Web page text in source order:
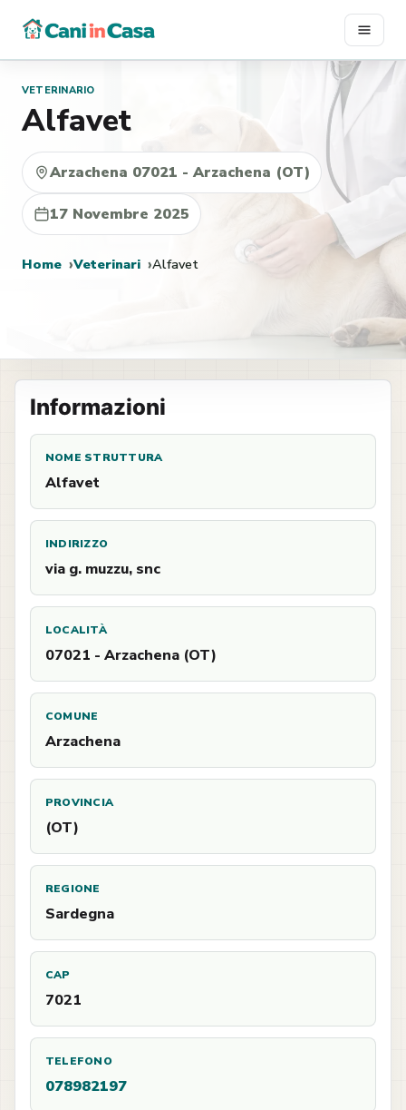
contenuto
VETERINARIO
Alfavet
Arzachena 07021 - Arzachena (OT)
17 Novembre 2025
Home Veterinari Alfavet
Informazioni
NOME STRUTTURA
Alfavet
INDIRIZZO
via g. muzzu, snc
LOCALITÀ
07021 - Arzachena (OT)
COMUNE
Arzachena
PROVINCIA
(OT)
REGIONE
Sardegna
CAP
7021
TELEFONO
078982197